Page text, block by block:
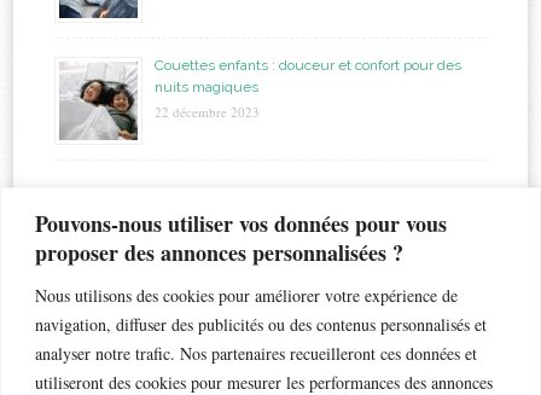
Pouvons-nous utiliser vos données pour vous
proposer des annonces personnalisées ?
Nous utilisons des cookies pour améliorer votre expérience de
navigation, diffuser des publicités ou des contenus personnalisés et
analyser notre trafic. Nos partenaires recueilleront ces données et
utiliseront des cookies pour mesurer les performances des annonces
Couettes enfants : douceur et confort pour des
nuits magiques
22 décembre 2023
accouchement allaitement astuces bapteme beauté
bronchiolite bébé cadeau chaleur chambre chocolat
coiffure crèche dents de lait droits enfant enfants esthétique